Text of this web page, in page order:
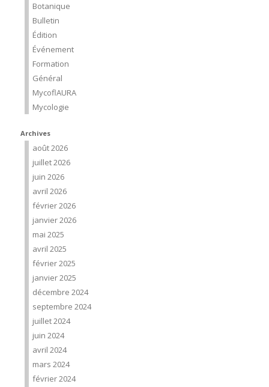
Botanique
Bulletin
Édition
Événement
Formation
Général
MycoflAURA
Mycologie
Archives
août 2026
juillet 2026
juin 2026
avril 2026
février 2026
janvier 2026
mai 2025
avril 2025
février 2025
janvier 2025
décembre 2024
septembre 2024
juillet 2024
juin 2024
avril 2024
mars 2024
février 2024